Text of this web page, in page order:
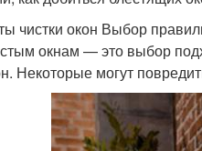
чистки окон Выбор
окнам — это выбор
Некоторые могут